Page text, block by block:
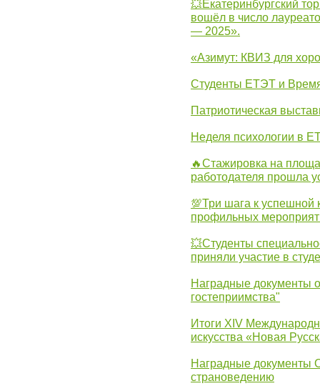
💥Екатеринбургский
вошёл в число
— 2025».
«Азимут: КВИЗ для
Студенты ЕТЭТ и
Патриотическая
Неделя психологии в
🔥Стажировка на
работодателя прошла
💯Три шага к успешной
профильных
💥Студенты
приняли участие в
Наградные документы
гостеприимства"
Итоги XIV
искусства «Новая
Наградные документы
страноведению